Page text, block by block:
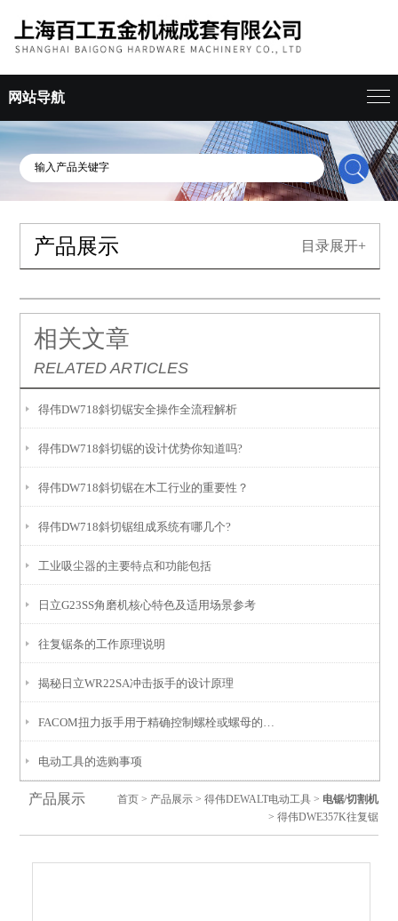
网站导航
产品展示 目录展开+
相关文章
RELATED ARTICLES
得伟DW718斜切锯安全操作全流程解析
得伟DW718斜切锯的设计优势你知道吗?
得伟DW718斜切锯在木工行业的重要性？
得伟DW718斜切锯组成系统有哪几个?
工业吸尘器的主要特点和功能包括
日立G23SS角磨机核心特色及适用场景参考
往复锯条的工作原理说明
揭秘日立WR22SA冲击扳手的设计原理
电动工具的选购事项
产品展示 首页> 产品展示> 得伟DEWALT电动工具> 电锯/切割机
> 得伟DWE357K往复锯